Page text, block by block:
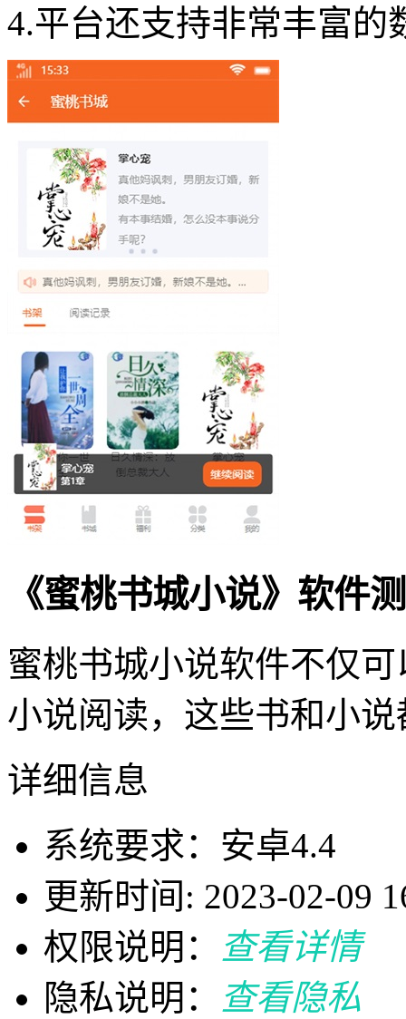
4.平台还支持非常丰富的
《蜜桃书城小说》软件
蜜桃书城小说软件不仅
小说阅读，这些书和小
详细信息
系统要求：安卓4.4
更新时间: 2023-02-09
权限说明：
查看详情
隐私说明：
查看隐私